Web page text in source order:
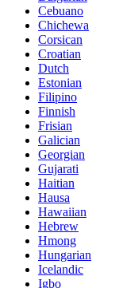
Cebuano
Chichewa
Corsican
Croatian
Dutch
Estonian
Filipino
Finnish
Frisian
Galician
Georgian
Gujarati
Haitian
Hausa
Hawaiian
Hebrew
Hmong
Hungarian
Icelandic
Igbo